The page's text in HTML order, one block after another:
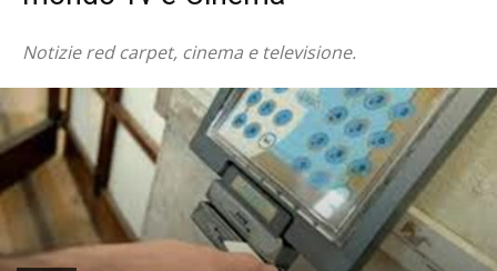
Notizie red carpet, cinema e televisione.